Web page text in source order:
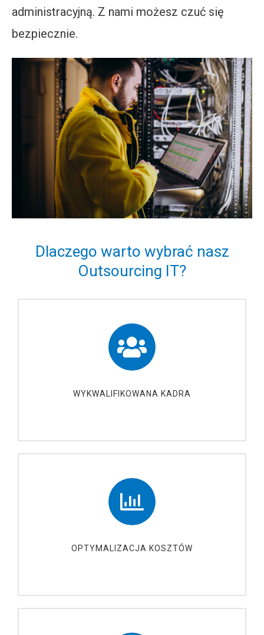
administracyjną. Z nami możesz czuć się
bezpiecznie.
Dlaczego warto wybrać nasz
Outsourcing IT?
WYKWALIFIKOWANA KADRA
OPTYMALIZACJA KOSZTÓW